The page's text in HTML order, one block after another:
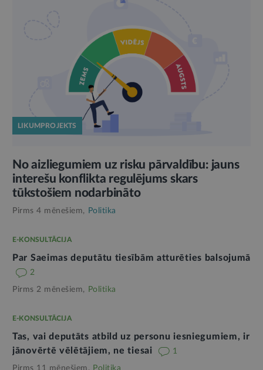
LIKUMPROJEKTS
No aizliegumiem uz risku pārvaldību: jauns
interešu konflikta regulējums skars
tūkstošiem nodarbināto
Pirms 4 mēnešiem, Politika
E-KONSULTĀCIJA
Par Saeimas deputātu tiesībām atturēties balsojumā
2
Pirms 2 mēnešiem, Politika
E-KONSULTĀCIJA
Tas, vai deputāts atbild uz personu iesniegumiem, ir
jānovērtē vēlētājiem, ne tiesai
1